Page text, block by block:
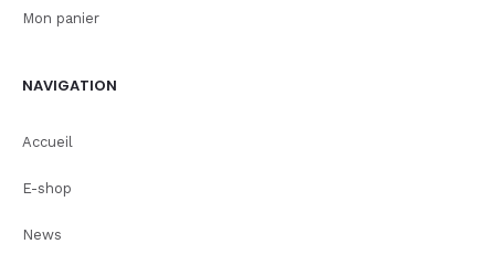
Mon panier
NAVIGATION
Accueil
E-shop
News